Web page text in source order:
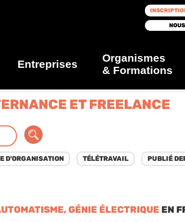
Entreprises
Organismes
& Formations
ET FREELANCE
GÉNIE ÉLECTRIQUE EN